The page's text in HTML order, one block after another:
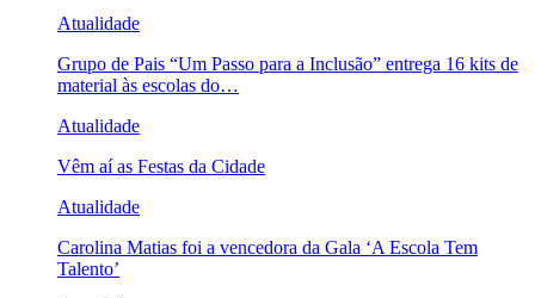
Atualidade
Grupo de Pais “Um Passo para a Inclusão” entrega 16 kits de
material às escolas do…
Atualidade
Vêm aí as Festas da Cidade
Atualidade
Carolina Matias foi a vencedora da Gala ‘A Escola Tem
Talento’